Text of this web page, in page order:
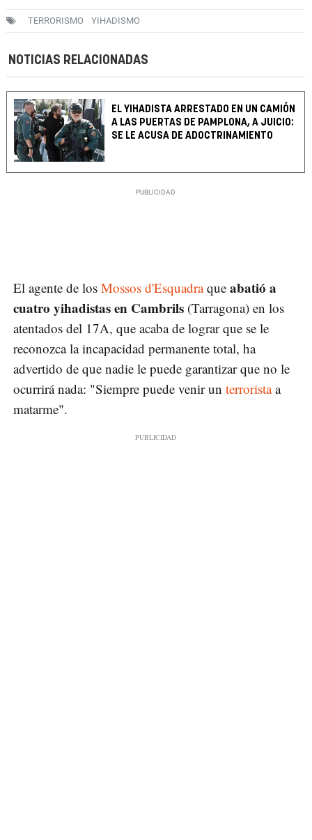
TERRORISMO YIHADISMO
NOTICIAS RELACIONADAS
EL YIHADISTA ARRESTADO EN UN CAMIÓN
A LAS PUERTAS DE PAMPLONA, A JUICIO:
SE LE ACUSA DE ADOCTRINAMIENTO
El agente de los Mossos d'Esquadraque abatió a
cuatro yihadistas en Cambrils (Tarragona) en los
atentados del 17A, que acaba de lograr que se le
reconozca la incapacidad permanente total, ha
advertido de que nadie le puede garantizar que no le
ocurrirá nada: "Siempre puede venir un terroristaa
matarme".